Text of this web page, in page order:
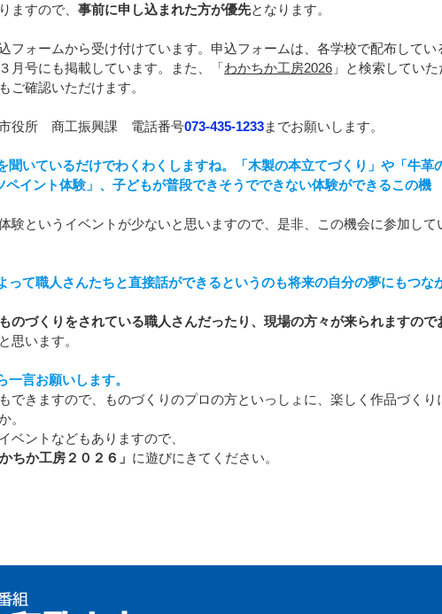
ますので、 事前に申し込まれた方が優先となります。
フォームから受け付けています。申込フォームは、各学校で配布してい
月号にも掲載しています。また、「わかちか工房2026 」と検索していた
ご確認いただけます。
市役所 商工振興課 電話番号073-435-1233までお願いします。
聞いているだけでわくわくしますね。「木製の本立てづくり」や「牛革
ペイント体験」、子どもが普段できそうでできない体験ができるこの機
験というイベントが少ないと思いますので、是非、この機会に参加して
って職人さんたちと直接話ができるというのも将来の自分の夢にもつな
ものづくりをされている職人さんだったり、現場の方々が来られますので
思います。
言お願いします。
できますので、ものづくりのプロの方といっしょに、楽しく作品づくり
。
ベントなどもありますので、
ちか工房２０２６」 に遊びにきてください。